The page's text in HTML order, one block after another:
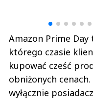
Amazon Prime
którego czasie
kupować cześć
obniżonych
wyłącznie